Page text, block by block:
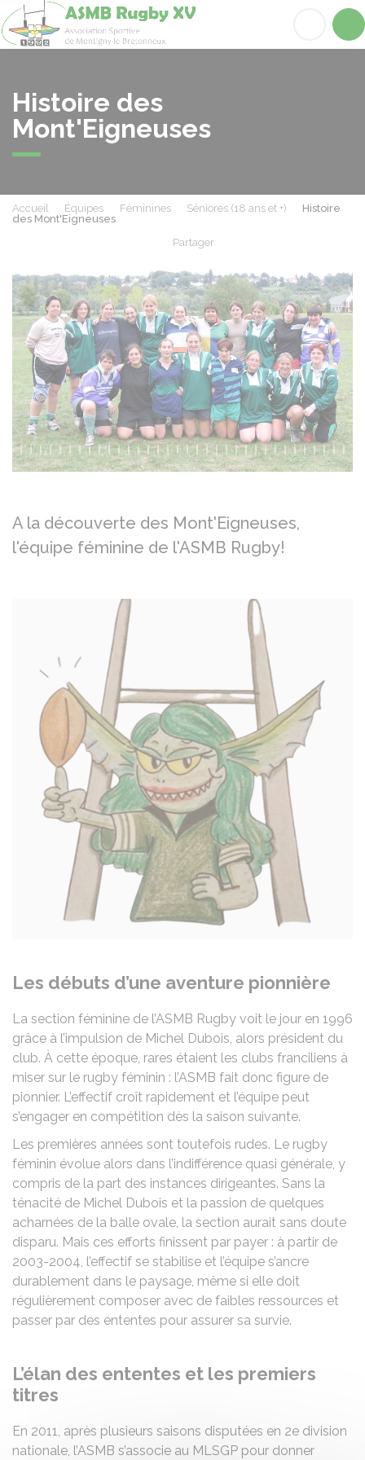
Histoire des
Mont'Eigneuses
Accueil Équipes Féminines Séniores (18 ans et +)
Histoire
des Mont'Eigneuses
Partager
Précédent
A la découverte des Mont'Eigneuses,
l'équipe féminine de l'ASMB Rugby!
Les débuts d’une aventure pionnière
La section féminine de l’ASMB Rugby voit le jour en 1996
grâce à l’impulsion de Michel Dubois, alors président du
club. À cette époque, rares étaient les clubs franciliens à
miser sur le rugby féminin : l’ASMB fait donc figure de
pionnier. L’effectif croît rapidement et l’équipe peut
s’engager en compétition dès la saison suivante.
Les premières années sont toutefois rudes. Le rugby
féminin évolue alors dans l’indifférence quasi générale, y
compris de la part des instances dirigeantes. Sans la
ténacité de Michel Dubois et la passion de quelques
acharnées de la balle ovale, la section aurait sans doute
disparu. Mais ces efforts finissent par payer : à partir de
2003-2004, l’effectif se stabilise et l’équipe s’ancre
durablement dans le paysage, même si elle doit
régulièrement composer avec de faibles ressources et
passer par des ententes pour assurer sa survie.
L’élan des ententes et les premiers
titres
En 2011, après plusieurs saisons disputées en 2e division
nationale, l’ASMB s’associe au MLSGP pour donner